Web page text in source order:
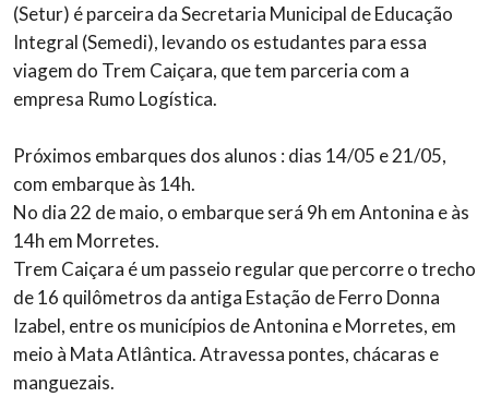
(Setur) é parceira da Secretaria Municipal de Educação
Integral (Semedi), levando os estudantes para essa
viagem do Trem Caiçara, que tem parceria com a
empresa Rumo Logística.
Próximos embarques dos alunos : dias 14/05 e 21/05,
com embarque às 14h.
No dia 22 de maio, o embarque será 9h em Antonina e às
14h em Morretes.
Trem Caiçara é um passeio regular que percorre o trecho
de 16 quilômetros da antiga Estação de Ferro Donna
Izabel, entre os municípios de Antonina e Morretes, em
meio à Mata Atlântica. Atravessa pontes, chácaras e
manguezais.